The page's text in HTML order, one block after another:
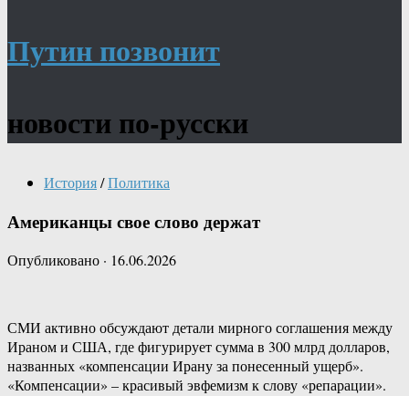
Путин позвонит
новости по-русски
История/Политика
Американцы свое слово держат
Опубликовано · 16.06.2026
СМИ активно обсуждают детали мирного соглашения между
Ираном и США, где фигурирует сумма в 300 млрд долларов,
названных «компенсации Ирану за понесенный ущерб».
«Компенсации» – красивый эвфемизм к слову «репарации».